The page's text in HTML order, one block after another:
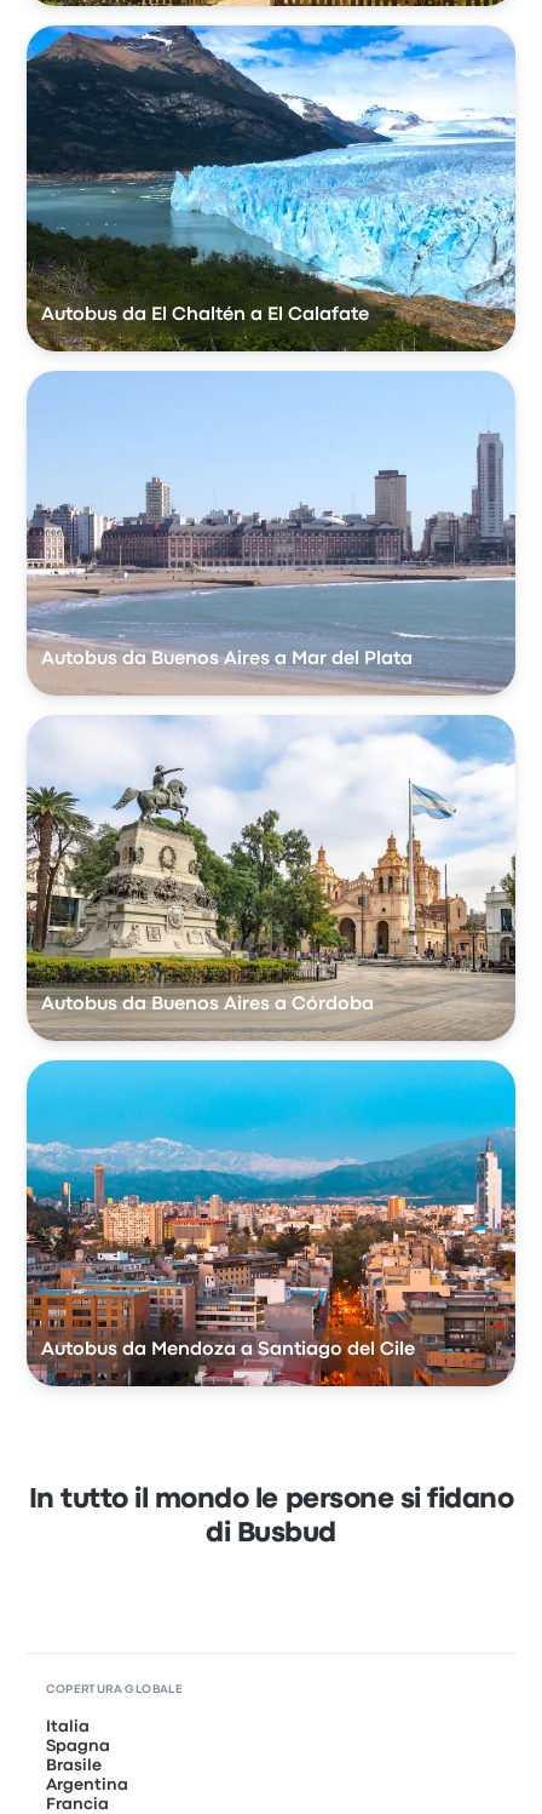
Autobus da El Chaltén a El Calafate
Autobus da Buenos Aires a Mar del Plata
Autobus da Buenos Aires a Córdoba
Autobus da Mendoza a Santiago del Cile
In tutto il mondo le persone si fidano
di Busbud
COPERTURA GLOBALE
Italia
Spagna
Brasile
Argentina
Francia